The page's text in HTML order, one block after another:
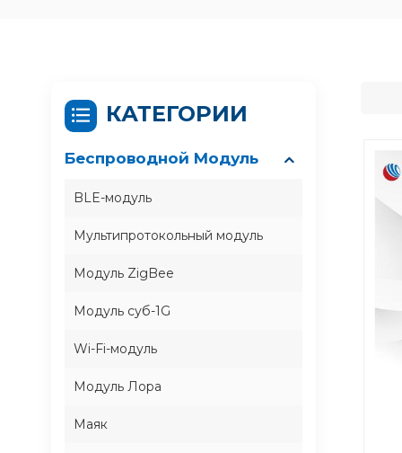
КАТЕГОРИИ
Беспроводной Модуль
BLE-модуль
Мультипротокольный модуль
Модуль ZigBee
Модуль суб-1G
Wi-Fi-модуль
Модуль Лора
Маяк